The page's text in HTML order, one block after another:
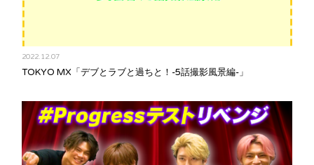
2022.12.07
TOKYO MX「デブとラブと過ちと！-5話撮影風景編-」